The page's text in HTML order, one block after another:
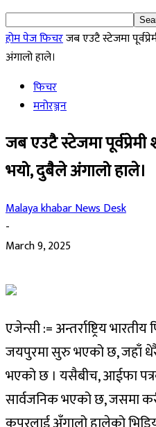
होम पेजफिचरजब एउटै स्टेजमा
अंगालो हाले।
फिचर
मनोरञ्जन
जब एउटै स्टेजमा
भयो, दुबैले अंगालो हाले।
Malaya khabar News Desk
-
March 9, 2025
एजेन्सी := अन्तर्राष्ट्रिय
जयपुरमा सुरु भएको छ, जहाँ
भएको छ । यसैबीच, आईफा
सार्वजनिक भएको छ, जसमा